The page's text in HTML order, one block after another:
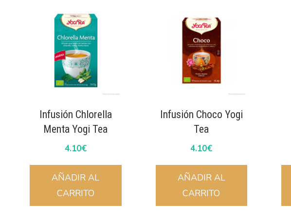
Infusión Chlorella
Menta Yogi Tea
4.10€
AÑADIR AL
CARRITO
Infusión Choco Yogi
Tea
4.10€
AÑADIR AL
CARRITO